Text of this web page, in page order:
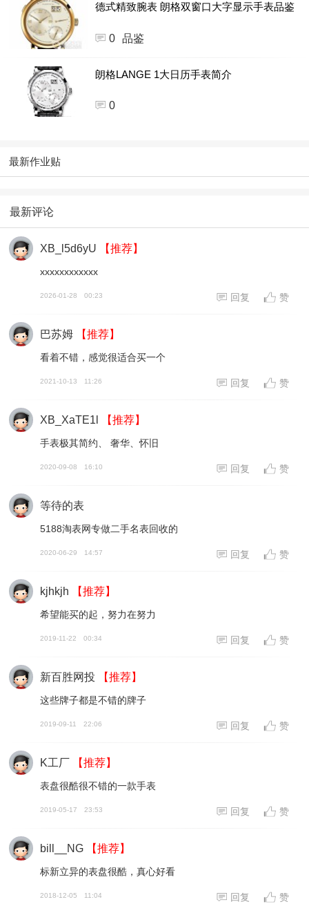
德式精致腕表 朗格双窗口大字显示手表品鉴
0 品鉴
朗格LANGE 1大日历手表简介
0
最新作业贴
最新评论
XB_l5d6yU 【推荐】
xxxxxxxxxxxx
2026-01-28 00:23 回复 赞
巴苏姆 【推荐】
看着不错，感觉很适合买一个
2021-10-13 11:26 回复 赞
XB_XaTE1l 【推荐】
手表极其简约、 奢华、怀旧
2020-09-08 16:10 回复 赞
等待的表
5188淘表网专做二手名表回收的
2020-06-29 14:57 回复 赞
kjhkjh 【推荐】
希望能买的起，努力在努力
2019-11-22 00:34 回复 赞
新百胜网投 【推荐】
这些牌子都是不错的牌子
2019-09-11 22:06 回复 赞
K工厂 【推荐】
表盘很酷很不错的一款手表
2019-05-17 23:53 回复 赞
bill__NG 【推荐】
标新立异的表盘很酷，真心好看
2018-12-05 11:04 回复 赞